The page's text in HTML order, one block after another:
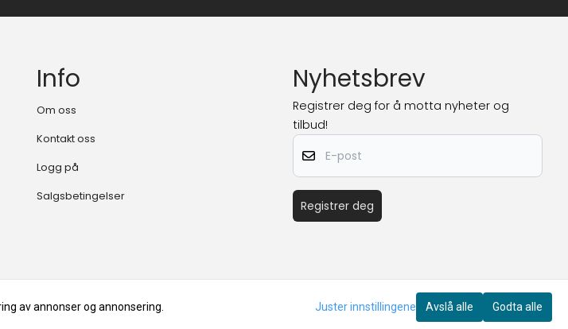
Info
Om oss
Kontakt oss
Logg på
Salgsbetingelser
Nyhetsbrev
Registrer deg for å motta nyheter og
tilbud!
E-post
Registrer deg
av annonser og annonsering. Juster innstillingene Avslå alle Godta alle